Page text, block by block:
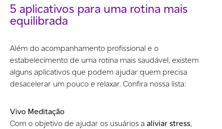
5 aplicativos para uma rotina mais
equilibrada
Além do acompanhamento profissional e o
estabelecimento de uma rotina mais saudável, existem
alguns aplicativos que podem ajudar quem precisa
desacelerar um pouco e relaxar. Confira nossa lista:
Vivo Meditação
Com o objetivo de ajudar os usuários a aliviar stress,